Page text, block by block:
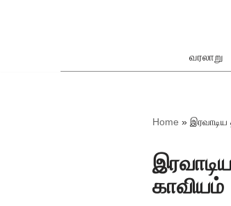
வரலாறு
Home » இரவாடிய
காவியம்